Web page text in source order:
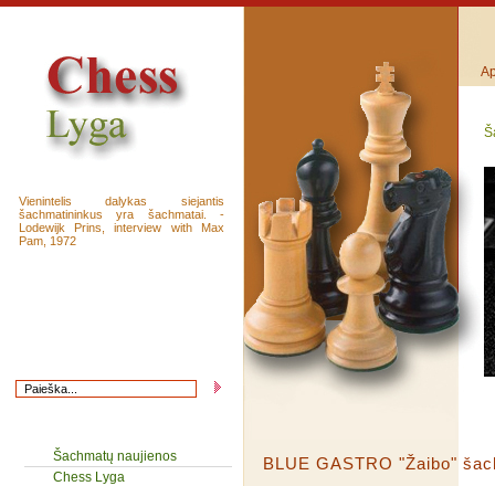
Vienintelis dalykas siejantis
šachmatininkus yra šachmatai. -
Lodewijk Prins, interview with Max
Pam, 1972
Šachmatų naujienos
Chess Lyga
BLUE GASTRO "Žaibo"